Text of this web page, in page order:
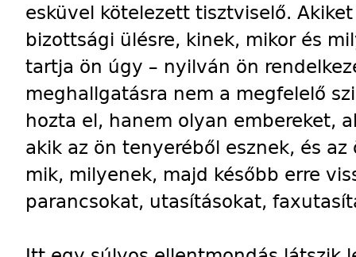
esküvel kötelezett tisztviselő.
bizottsági ülésre, kinek, mikor és
tartja ön úgy – nyilván ön
meghallgatásra nem a megfelelő
hozta el, hanem olyan embereket,
akik az ön tenyeréből esznek, és
mik, milyenek, majd később erre
parancsokat, utasításokat,